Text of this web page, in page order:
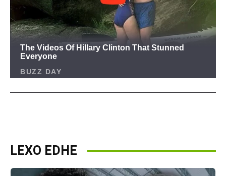
LEXO EDHE